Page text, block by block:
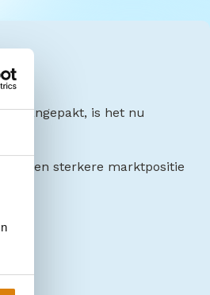
aangepakt, is het nu
een sterkere marktpositie